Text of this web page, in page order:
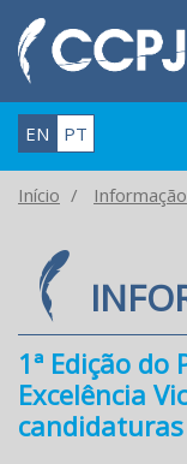
EN PT
Início Informação
1ª Edição do
Excelência